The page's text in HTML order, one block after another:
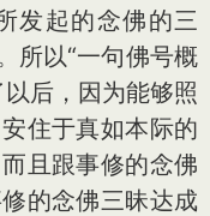
发起的念佛的三
所以“一句佛号概
后，因为能够照
住于真如本际的
且跟事修的念佛
的念佛三昧达成